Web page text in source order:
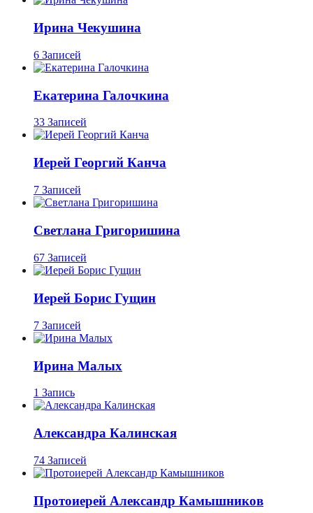
Ирина Чекушина
6 Записей
Екатерина Галочкина
33 Записей
Иерей Георгий Канча
7 Записей
Светлана Григоришина
67 Записей
Иерей Борис Гущин
7 Записей
Ирина Малых
1 Запись
Александра Калинская
74 Записей
Протоиерей Александр Камышников